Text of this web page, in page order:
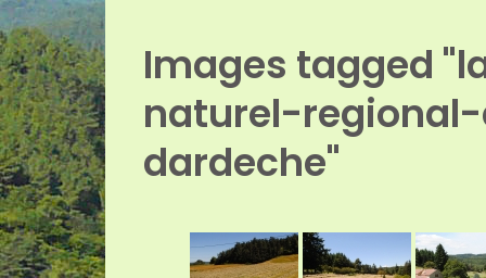
Images tagged
naturel-
dardeche"